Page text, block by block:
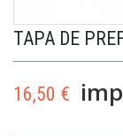
TAPA DE
16,50 €